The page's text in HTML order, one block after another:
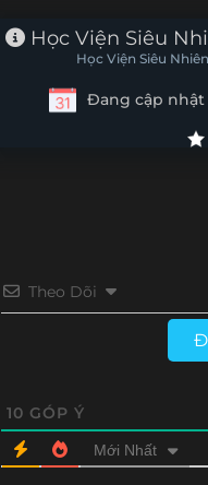
Tập 3 Tập 2
Học Viện Siêu
Học Viện Siêu
Đang cập nhật
Theo Dõi
10 GÓP Ý
Mới Nhất